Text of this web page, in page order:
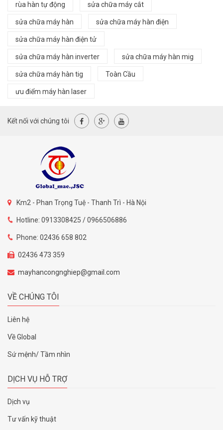
rùa hàn tự động sửa chữa máy cắt
sửa chữa máy hàn sửa chữa máy hàn điện
sửa chữa máy hàn điện tử
sửa chữa máy hàn inverter sửa chữa máy hàn mig
sửa chữa máy hàn tig Toàn Cầu
ưu điểm máy hàn laser
Kết nối với chúng tôi
Km2 - Phan Trọng Tuệ - Thanh Trì - Hà Nội
Hotline: 0913308425 / 0966506886
Phone: 02436 658 802
02436 473 359
mayhancongnghiep@gmail.com
VỀ CHÚNG TÔI
Liên hệ
Về Global
Sứ mệnh/ Tầm nhìn
DỊCH VỤ HỖ TRỢ
Dịch vụ
Tư vấn kỹ thuật